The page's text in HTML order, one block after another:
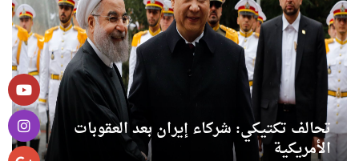
تحالف تكتيكي: شركاء إيران بعد العقوبات
الأمريكية